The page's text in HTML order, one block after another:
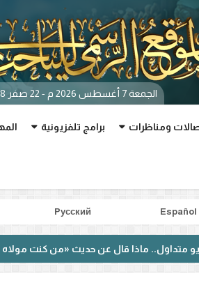
الجمعة 7 أغسطس 2026 م - 22 صفر 1448 هـ
ومناظرات برامج تلفزيونية
Español
Pусский
قال عن حديث «من كنت مولاه فهذا علي